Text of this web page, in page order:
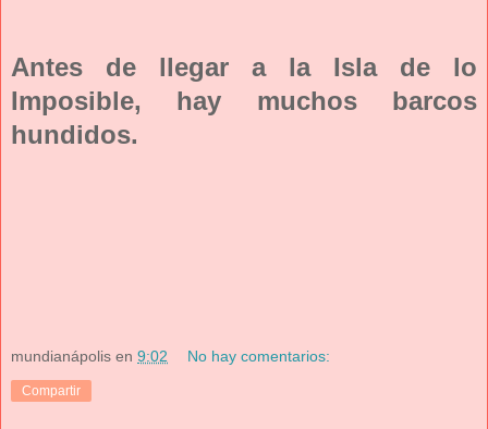
Antes de llegar a la Isla de lo
Imposible, hay muchos barcos
hundidos.
mundianápolis en 9:02 No hay comentarios:
Compartir